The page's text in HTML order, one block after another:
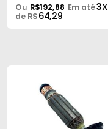
Ou R$192,88 Em até3X
de R$64,29